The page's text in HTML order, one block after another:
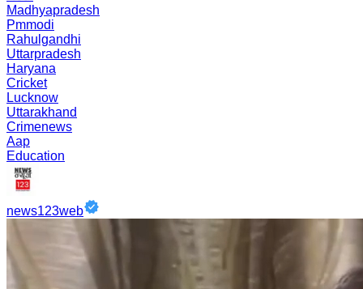
Madhyapradesh
Pmmodi
Rahulgandhi
Uttarpradesh
Haryana
Cricket
Lucknow
Uttarakhand
Crimenews
Aap
Education
news123web